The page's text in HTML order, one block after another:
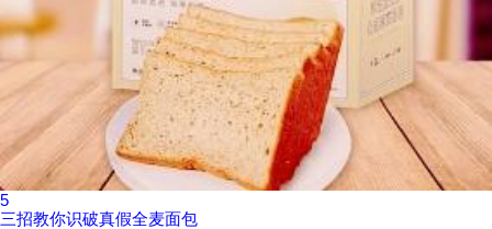
5
三招教你识破真假全麦面包